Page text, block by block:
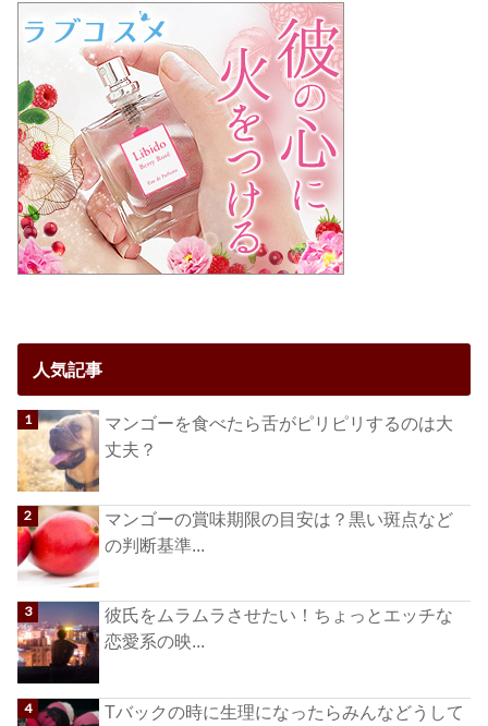
人気記事
マンゴーを食べたら舌がピリピリするのは大
丈夫？
マンゴーの賞味期限の目安は？黒い斑点など
の判断基準...
彼氏をムラムラさせたい！ちょっとエッチな
恋愛系の映...
Tバックの時に生理になったらみんなどうして